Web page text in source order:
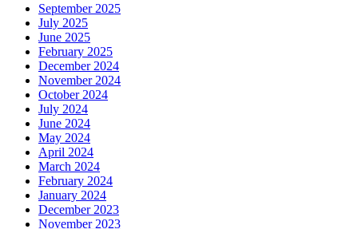
September 2025
July 2025
June 2025
February 2025
December 2024
November 2024
October 2024
July 2024
June 2024
May 2024
April 2024
March 2024
February 2024
January 2024
December 2023
November 2023